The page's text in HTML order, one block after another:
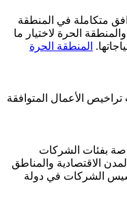
متكاملة في المنطقة
الحرة لاختيار ما
المنطقة الحرة
الأعمال المتوافقة
بفئات الشركات
الاقتصادية والمناطق
الشركات في دولة